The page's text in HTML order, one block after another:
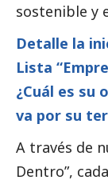
sostenible y
Detalle la
Lista
¿Cuál es su
va por su
A través de
Dentro”,